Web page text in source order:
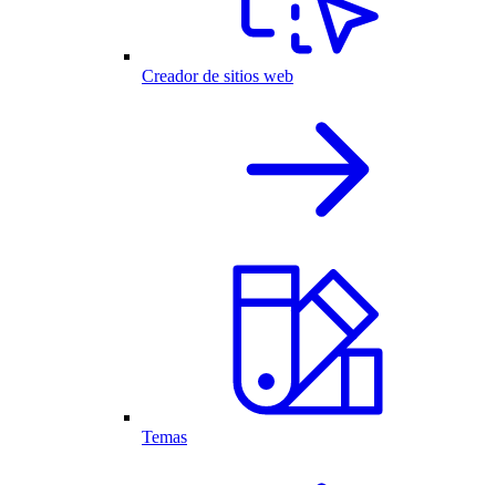
Creador de sitios web
Temas